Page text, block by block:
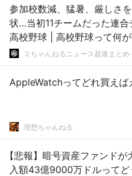
参加校数減、猛暑、厳しさ
状…当初11チームだった連
高校野球 | 高校野球って
２ちゃんねるニュース超速まとめ
AppleWatchってどれ買えば
理想ちゃんねる
【悲報】暗号資産ファンド
入額43億9000万ドルって